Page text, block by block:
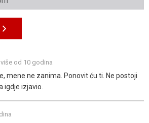
od 10 godina
mene ne zanima. Ponovit ću ti. Ne postoji
igdje izjavio.